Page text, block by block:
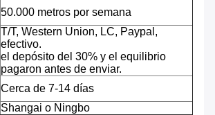
50.000 metros por semana
T/T, Western Union, LC, Paypal,
efectivo.
el depósito del 30% y el equilibrio
pagaron antes de enviar.
Cerca de 7-14 días
Shangai o Ningbo